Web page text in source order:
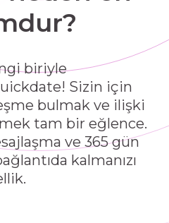
biriyle
Sizin için
bulmak ve ilişki
tam bir eğlence.
ve 365 gün
kalmanızı